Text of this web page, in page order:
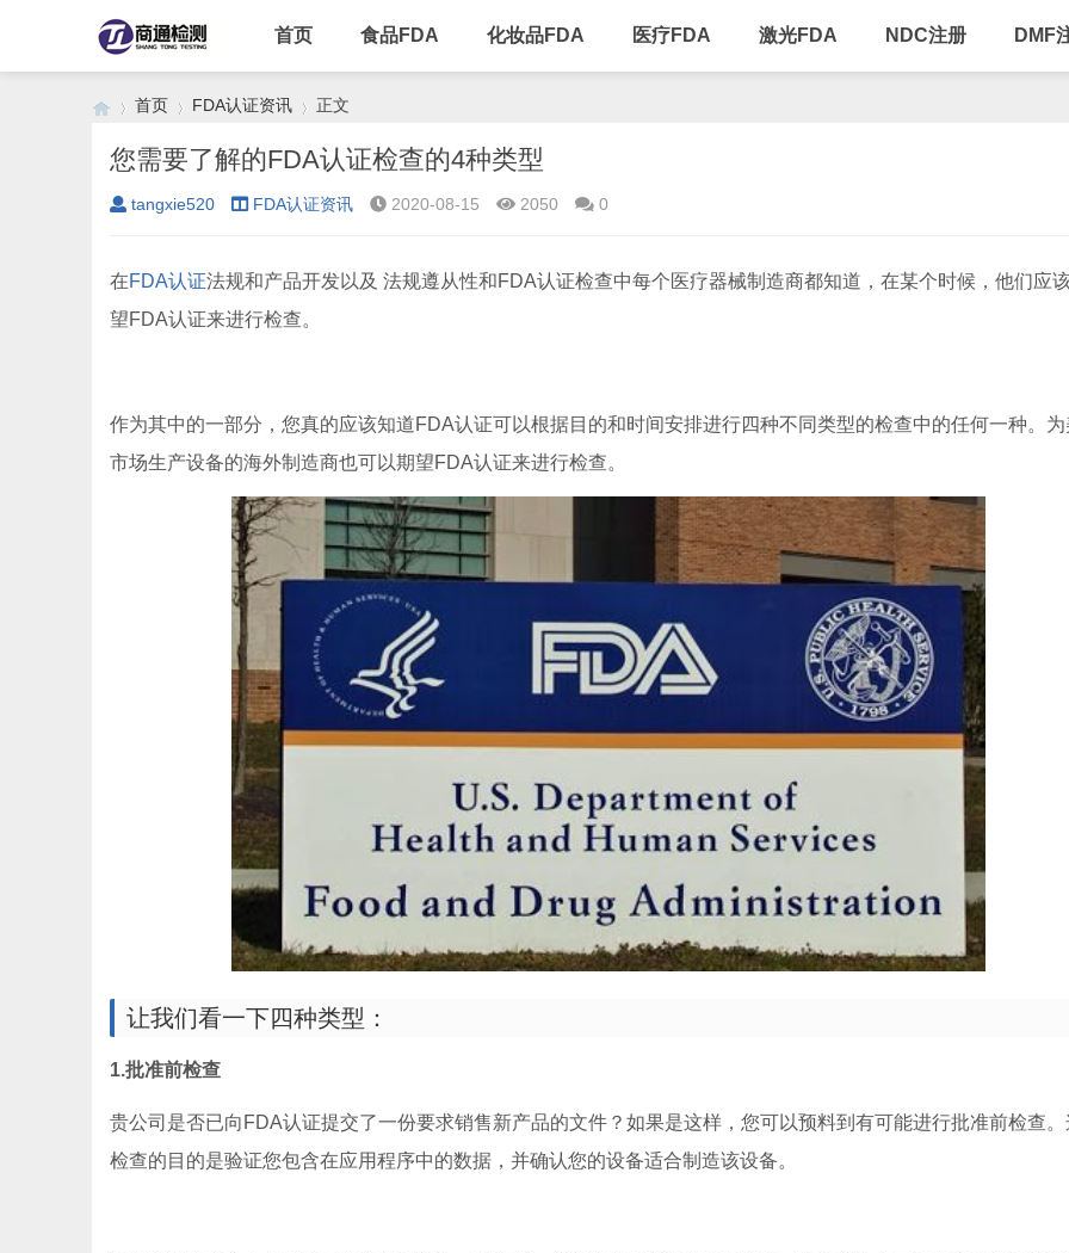
首页 食品FDA 化妆品FDA 医疗FDA 激光FDA NDC注册 DMF
›
首页
›
FDA认证资讯
›
正文
您需要了解的FDA认证检查的4种类型
tangxie520 FDA认证资讯 2020-08-15 2050 0
在FDA认证法规和产品开发以及 法规遵从性和FDA认证检查中每个医疗器械制造商都知道，在某个时候，他们应
望FDA认证来进行检查。
作为其中的一部分，您真的应该知道FDA认证可以根据目的和时间安排进行四种不同类型的检查中的任何一种。为
市场生产设备的海外制造商也可以期望FDA认证来进行检查。
让我们看一下四种类型：
1.批准前检查
贵公司是否已向FDA认证提交了一份要求销售新产品的文件？如果是这样，您可以预料到有可能进行批准前检查
检查的目的是验证您包含在应用程序中的数据，并确认您的设备适合制造该设备。